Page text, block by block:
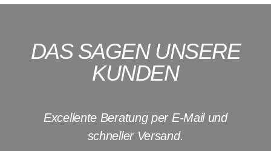
DAS SAGEN UNSERE
KUNDEN
Excellente Beratung per E-Mail und
schneller Versand.